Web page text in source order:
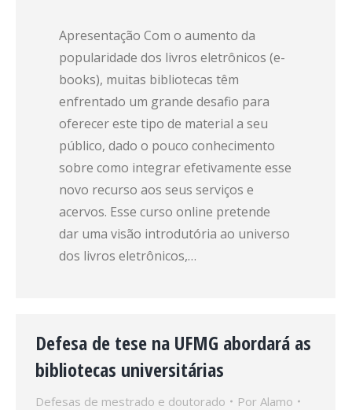
Apresentação Com o aumento da
popularidade dos livros eletrônicos (e-
books), muitas bibliotecas têm
enfrentado um grande desafio para
oferecer este tipo de material a seu
público, dado o pouco conhecimento
sobre como integrar efetivamente esse
novo recurso aos seus serviços e
acervos. Esse curso online pretende
dar uma visão introdutória ao universo
dos livros eletrônicos,…
Defesa de tese na UFMG abordará as
bibliotecas universitárias
Defesas de mestrado e doutorado Por Alamo